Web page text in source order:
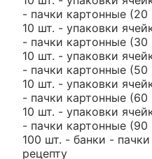
- пачки картонные
10 шт. - упаковки
- пачки картонные
10 шт. - упаковки
- пачки картонные
10 шт. - упаковки
- пачки картонные
10 шт. - упаковки
- пачки картонные
100 шт. - банки -
рецепту